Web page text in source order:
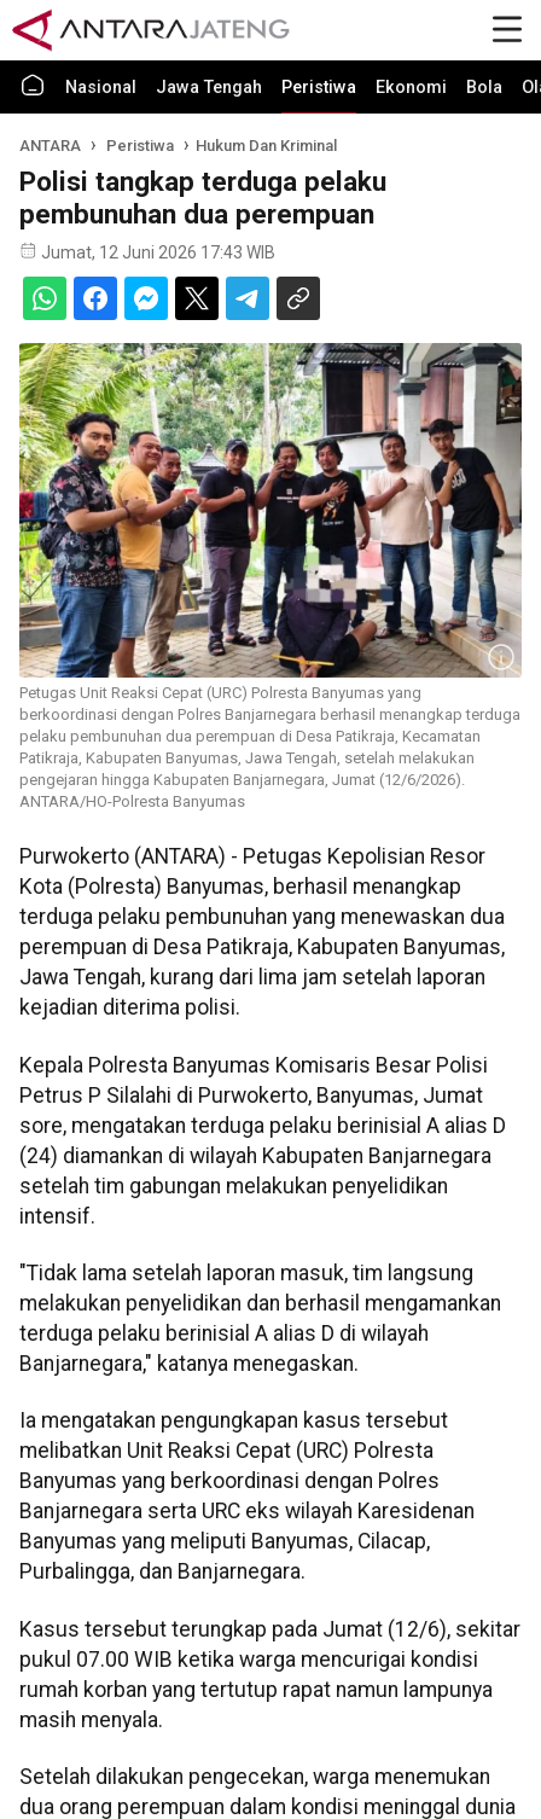
Nasional Jawa Tengah Peristiwa Ekonomi Bola
ANTARA Peristiwa Hukum Dan Kriminal
Polisi tangkap terduga pelaku
pembunuhan dua perempuan
Jumat, 12 Juni 2026 17:43 WIB
Petugas Unit Reaksi Cepat (URC) Polresta Banyumas yang
berkoordinasi dengan Polres Banjarnegara berhasil menangkap terduga
pelaku pembunuhan dua perempuan di Desa Patikraja, Kecamatan
Patikraja, Kabupaten Banyumas, Jawa Tengah, setelah melakukan
pengejaran hingga Kabupaten Banjarnegara, Jumat (12/6/2026).
ANTARA/HO-Polresta Banyumas
Purwokerto (ANTARA) - Petugas Kepolisian Resor
Kota (Polresta) Banyumas, berhasil menangkap
terduga pelaku pembunuhan yang menewaskan dua
perempuan di Desa Patikraja, Kabupaten Banyumas,
Jawa Tengah, kurang dari lima jam setelah laporan
kejadian diterima polisi.
Kepala Polresta Banyumas Komisaris Besar Polisi
Petrus P Silalahi di Purwokerto, Banyumas, Jumat
sore, mengatakan terduga pelaku berinisial A alias D
(24) diamankan di wilayah Kabupaten Banjarnegara
setelah tim gabungan melakukan penyelidikan
intensif.
"Tidak lama setelah laporan masuk, tim langsung
melakukan penyelidikan dan berhasil mengamankan
terduga pelaku berinisial A alias D di wilayah
Banjarnegara," katanya menegaskan.
Ia mengatakan pengungkapan kasus tersebut
melibatkan Unit Reaksi Cepat (URC) Polresta
Banyumas yang berkoordinasi dengan Polres
Banjarnegara serta URC eks wilayah Karesidenan
Banyumas yang meliputi Banyumas, Cilacap,
Purbalingga, dan Banjarnegara.
Kasus tersebut terungkap pada Jumat (12/6), sekitar
pukul 07.00 WIB ketika warga mencurigai kondisi
rumah korban yang tertutup rapat namun lampunya
masih menyala.
Setelah dilakukan pengecekan, warga menemukan
dua orang perempuan dalam kondisi meninggal dunia